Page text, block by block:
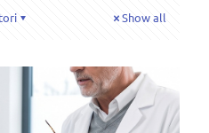
Show all